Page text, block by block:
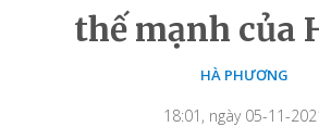
thế mạnh của
HÀ PHƯƠNG
18:01, ngày 05-11-